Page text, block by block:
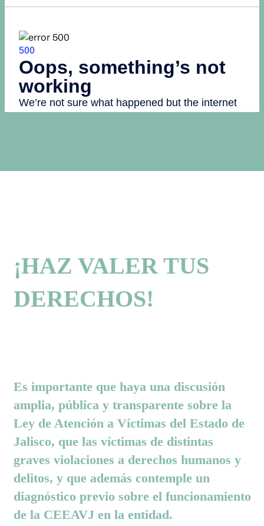
¡HAZ VALER TUS
DERECHOS!
Es importante que haya una discusión
amplia, pública y transparente sobre la
Ley de Atención a Víctimas del Estado de
Jalisco, que las víctimas de distintas
graves violaciones a derechos humanos y
delitos, y que además contemple un
diagnóstico previo sobre el funcionamiento
de la CEEAVJ en la entidad.